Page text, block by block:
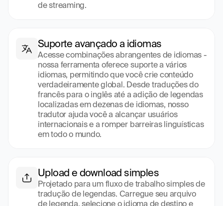
de streaming.
Suporte avançado a idiomas
Acesse combinações abrangentes de idiomas -
nossa ferramenta oferece suporte a vários
idiomas, permitindo que você crie conteúdo
verdadeiramente global. Desde traduções do
francês para o inglês até a adição de legendas
localizadas em dezenas de idiomas, nosso
tradutor ajuda você a alcançar usuários
internacionais e a romper barreiras linguísticas
em todo o mundo.
Upload e download simples
Projetado para um fluxo de trabalho simples de
tradução de legendas. Carregue seu arquivo
de legenda, selecione o idioma de destino e